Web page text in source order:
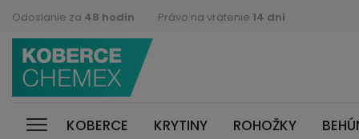
Odoslanie za 48 hodín Právo na vrátenie 14 dní
KOBERCE KRYTINY ROHOŽKY